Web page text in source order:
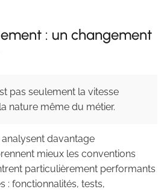
: un changement
pas seulement la vitesse
la nature même du métier.
davantage
mieux les conventions
particulièrement performants
: fonctionnalités, tests,